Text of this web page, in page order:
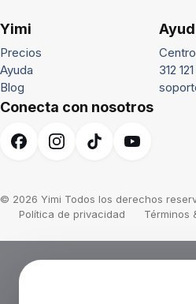
Yimi
Precios
Ayuda
Blog
312
Conecta con nosotros
© 2026 Yimi Todos los derechos
Política de privacidad
Términos